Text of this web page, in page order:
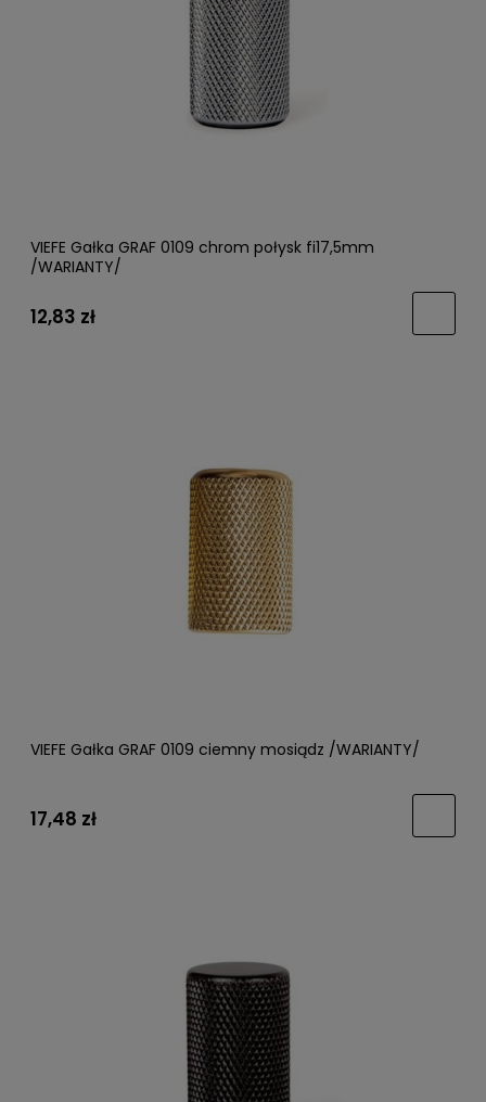
VIEFE Gałka GRAF 0109 chrom połysk fi17,5mm
/WARIANTY/
12,83 zł
VIEFE Gałka GRAF 0109 ciemny mosiądz /WARIANTY/
17,48 zł